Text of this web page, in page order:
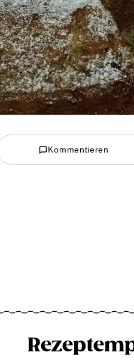
Kommentieren